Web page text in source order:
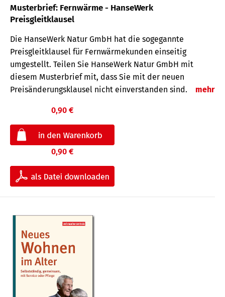
Musterbrief: Fernwärme - HanseWerk
Preisgleitklausel
Die HanseWerk Natur GmbH hat die sogegannte
Preisgleitklausel für Fernwärmekunden einseitig
umgestellt. Teilen Sie HanseWerk Natur GmbH mit
diesem Musterbrief mit, dass Sie mit der neuen
Preisänderungsklausel nicht einverstanden sind.
mehr
0,90 €
0,90 €